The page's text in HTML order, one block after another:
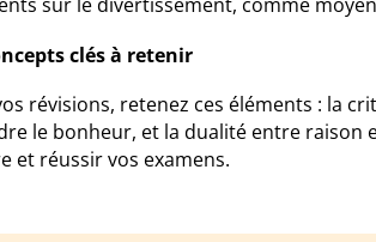
clés à retenir
révisions, retenez ces éléments : la
le bonheur, et la dualité entre raison
et réussir vos examens.